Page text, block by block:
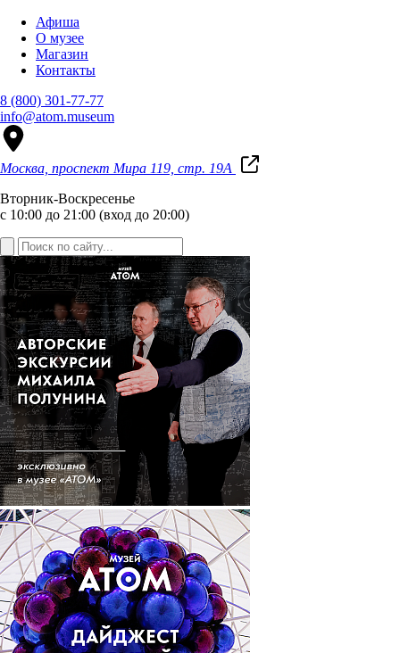
Афиша
О музее
Магазин
Контакты
8 (800) 301-77-77
info@atom.museum
Москва, проспект Мира 119, стр. 19А
Вторник-Воскресенье
с 10:00 до 21:00 (вход до 20:00)